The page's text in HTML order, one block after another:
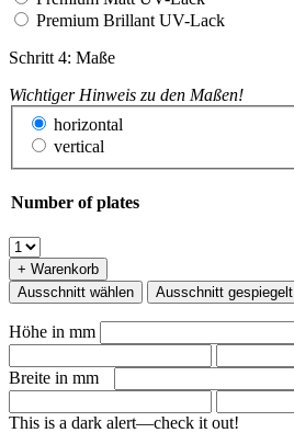
Premium Brillant UV-Lack
Schritt 4: Maße
Wichtiger Hinweis zu den Maßen!
horizontal
vertical
Number of plates
+ Warenkorb
Ausschnitt wählen
Ausschnitt gespiegelt
Höhe in mm
Breite in mm
This is a dark alert—check it out!